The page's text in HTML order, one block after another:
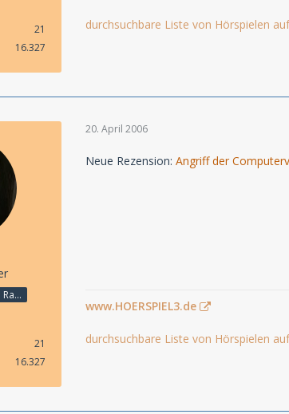
21
16.327
durchsuchbare Liste von Hörspielen
hört Hörspiele beim Rasenmähen
21
16.327
20. April 2006
Neue Rezension: Angriff der
www.HOERSPIEL3.de
durchsuchbare Liste von Hörspielen